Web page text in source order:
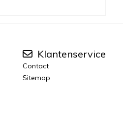
Klantenservice
Contact
Sitemap